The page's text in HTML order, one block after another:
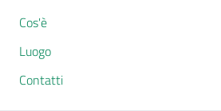
Cos'è
Luogo
Contatti